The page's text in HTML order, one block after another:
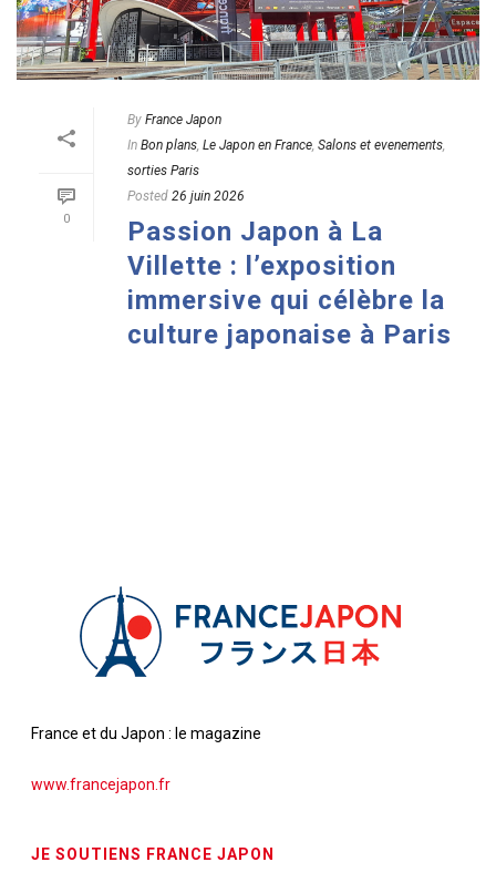
0
By France Japon
In Bon plans Le Japon en France Salons et evenements
sorties Paris
Posted 26 juin 2026
Passion Japon à La
Villette : l’exposition
immersive qui célèbre la
culture japonaise à Paris
France et du Japon : le magazine
www.francejapon.fr
JE SOUTIENS FRANCE JAPON